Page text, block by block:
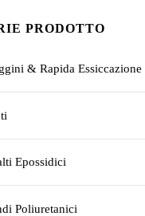
PRODOTTO
& Rapida Essiccazione
Epossidici
Poliuretanici